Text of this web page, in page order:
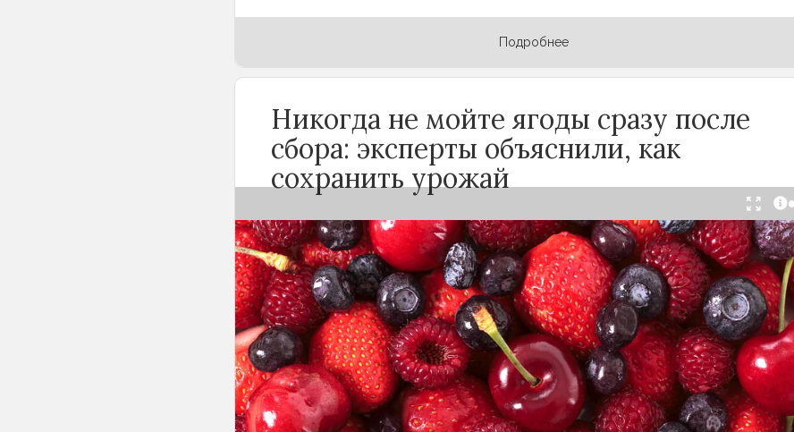
Подробнее
Никогда не мойте ягоды сразу после
сбора: эксперты объяснили, как
сохранить урожай
Мытьё ягод сразу после сбора может обернуться полной
потерей урожая. Как отмечает канал «Сделай сам», на
поверхности плодов есть естественный восковой налёт,
который играет роль природного барьера. Он защищает ягоды
от пересыхания, бактерий и плесени. При смывании этого слоя
плоды быстро начинают темнеть, покрываться налётом и
терять вкус.
Чтобы ягоды сохранили свежесть, специалисты рекомендуют: